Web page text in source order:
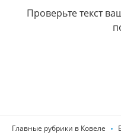
Проверьте текст
Главные рубрики в Ковеле